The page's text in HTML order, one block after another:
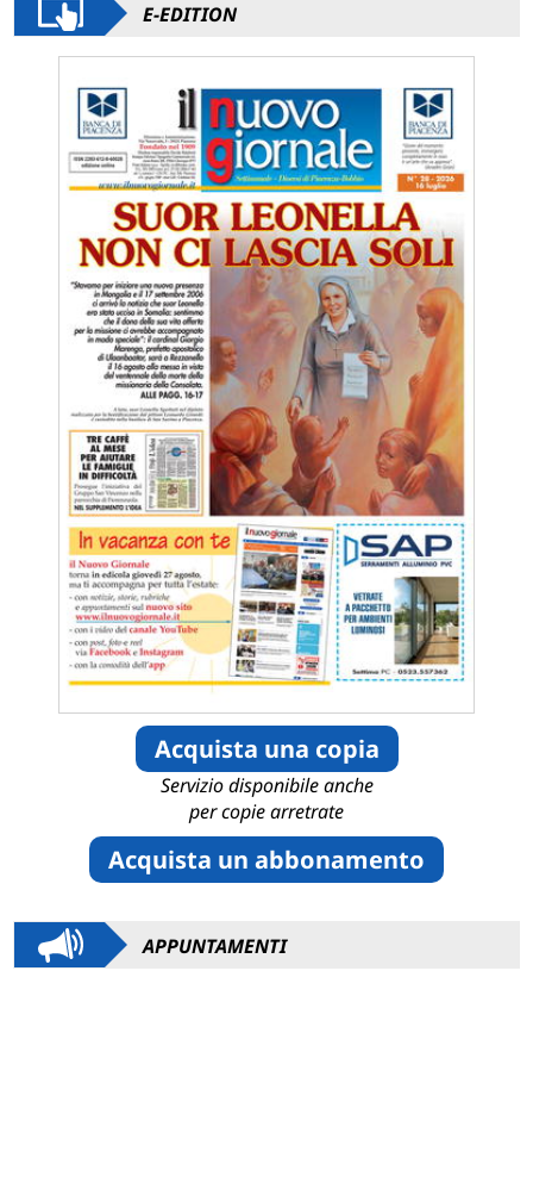
E-EDITION
Acquista una copia
Servizio disponibile anche
per copie arretrate
Acquista un abbonamento
APPUNTAMENTI